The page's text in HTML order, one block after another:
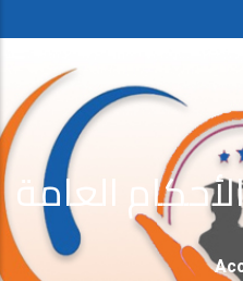
العامة